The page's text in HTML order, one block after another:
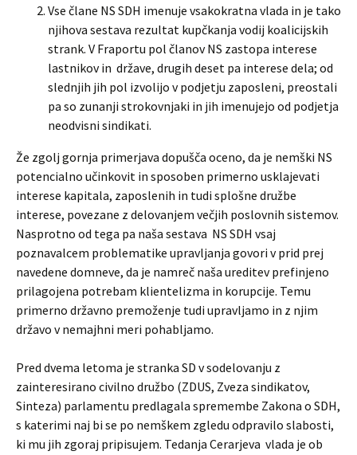
Vse člane NS SDH imenuje vsakokratna vlada in je tako
njihova sestava rezultat kupčkanja vodij koalicijskih
strank. V Fraportu pol članov NS zastopa interese
lastnikov in države, drugih deset pa interese dela; od
slednjih jih pol izvolijo v podjetju zaposleni, preostali
pa so zunanji strokovnjaki in jih imenujejo od podjetja
neodvisni sindikati.
Že zgolj gornja primerjava dopušča oceno, da je nemški NS
potencialno učinkovit in sposoben primerno usklajevati
interese kapitala, zaposlenih in tudi splošne družbe
interese, povezane z delovanjem večjih poslovnih sistemov.
Nasprotno od tega pa naša sestava NS SDH vsaj
poznavalcem problematike upravljanja govori v prid prej
navedene domneve, da je namreč naša ureditev prefinjeno
prilagojena potrebam klientelizma in korupcije. Temu
primerno državno premoženje tudi upravljamo in z njim
državo v nemajhni meri pohabljamo.
Pred dvema letoma je stranka SD v sodelovanju z
zainteresirano civilno družbo (ZDUS, Zveza sindikatov,
Sinteza) parlamentu predlagala spremembe Zakona o SDH,
s katerimi naj bi se po nemškem zgledu odpravilo slabosti,
ki mu jih zgoraj pripisujem. Tedanja Cerarjeva vlada je ob